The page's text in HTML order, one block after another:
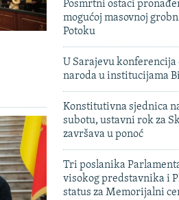
Posmrtni ostaci
mogućoj masovnoj
Potoku
U Sarajevu konferencija
naroda u institucijama
Konstitutivna sjednica
subotu, ustavni rok za
završava u ponoć
Tri poslanika
visokog predstavnika i
status za Memorijalni